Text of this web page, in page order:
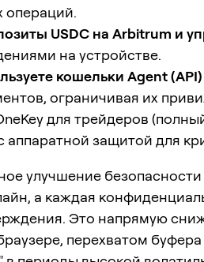
операций.
USDC на Arbitrum и
на устройстве.
кошельки Agent (API)
ограничивая их
для трейдеров
аппаратной защитой для
улучшение
а каждая
Это напрямую
перехватом